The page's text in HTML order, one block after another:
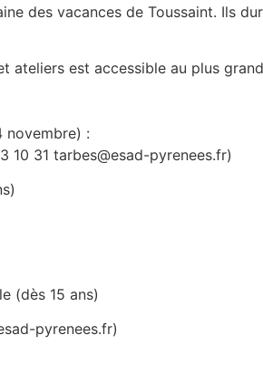
des vacances de Toussaint. Ils
ateliers est accessible au plus
novembre) :
10 31 tarbes@esad-pyrenees.fr)
(dès 15 ans)
pyrenees.fr)